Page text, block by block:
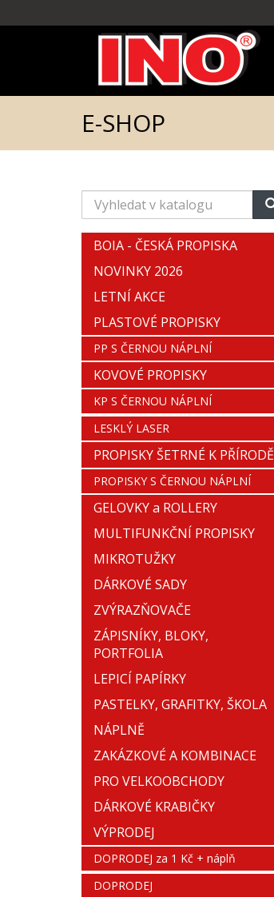
E-SHOP
Vyhledat
v
katalogu
BOIA - ČESKÁ PROPISKA
NOVINKY 2026
LETNÍ AKCE
PLASTOVÉ PROPISKY
PP S ČERNOU NÁPLNÍ
KOVOVÉ PROPISKY
KP S ČERNOU NÁPLNÍ
LESKLÝ LASER
PROPISKY ŠETRNÉ K PŘÍRODĚ
PROPISKY S ČERNOU NÁPLNÍ
GELOVKY a ROLLERY
MULTIFUNKČNÍ PROPISKY
MIKROTUŽKY
DÁRKOVÉ SADY
ZVÝRAZŇOVAČE
ZÁPISNÍKY, BLOKY,
PORTFOLIA
LEPICÍ PAPÍRKY
PASTELKY, GRAFITKY, ŠKOLA
NÁPLNĚ
ZAKÁZKOVÉ A KOMBINACE
PRO VELKOOBCHODY
DÁRKOVÉ KRABIČKY
VÝPRODEJ
DOPRODEJ za 1 Kč + náplň
DOPRODEJ